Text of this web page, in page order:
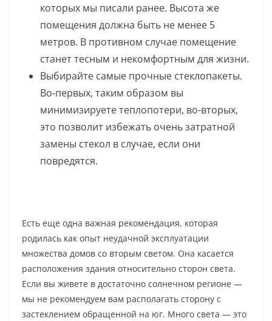
которых мы писали ранее. Высота же
помещения должна быть не менее 5
метров. В противном случае помещение
станет тесным и некомфортным для жизни.
Выбирайте самые прочные стеклопакеты.
Во-первых, таким образом вы
минимизируете теплопотери, во-вторых,
это позволит избежать очень затратной
замены стекол в случае, если они
повредятся.
Есть еще одна важная рекомендация, которая
родилась как опыт неудачной эксплуатации
множества домов со вторым светом. Она касается
расположения здания относительно сторон света.
Если вы живете в достаточно солнечном регионе —
мы не рекомендуем вам располагать сторону с
застеклением обращенной на юг. Много света — это